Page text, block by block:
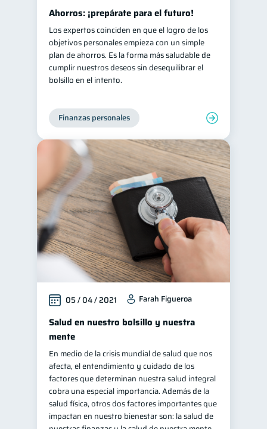
Ahorros: ¡prepárate para el futuro!
Los expertos coinciden en que el logro de los
objetivos personales empieza con un simple
plan de ahorros. Es la forma más saludable de
cumplir nuestros deseos sin desequilibrar el
bolsillo en el intento.
Finanzas personales
05 / 04 / 2021 Farah Figueroa
Salud en nuestro bolsillo y nuestra
mente
En medio de la crisis mundial de salud que nos
afecta, el entendimiento y cuidado de los
factores que determinan nuestra salud integral
cobra una especial importancia. Además de la
salud física, otros dos factores importantes que
impactan en nuestro bienestar son: la salud de